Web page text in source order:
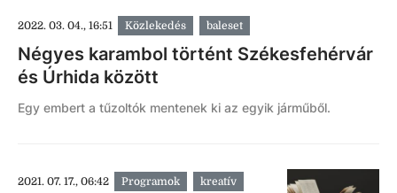
2022. 03. 04., 16:51 Közlekedés baleset
Négyes karambol történt Székesfehérvár
és Úrhida között
Egy embert a tűzoltók mentenek ki az egyik járműből.
2021. 07. 17., 06:42 Programok kreatív